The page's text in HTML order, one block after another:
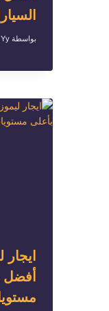
بواسطة Yy
أفضل